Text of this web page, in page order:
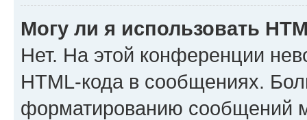
Могу ли я использовать
Нет. На этой конференции
HTML-кода в сообщениях.
форматированию сообщений